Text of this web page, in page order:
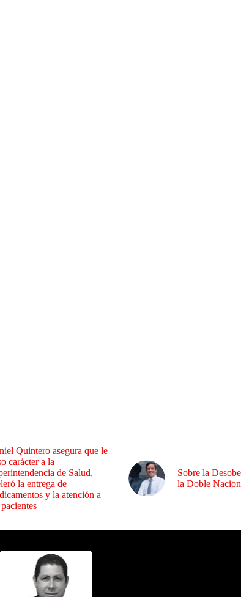
Quintero asegura que le
carácter a la
de Salud,
la entrega de
y la atención a
Sobre la
la Doble